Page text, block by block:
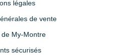
légales
de vente
My-Montre
sécurisés